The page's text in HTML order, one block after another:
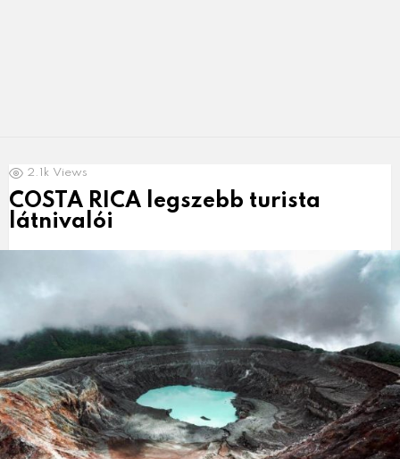
LATEST
NEWS
2.1k Views
COSTA RICA legszebb turista
látnivalói